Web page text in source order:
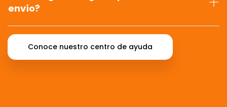
envío?
Conoce nuestro centro de ayuda